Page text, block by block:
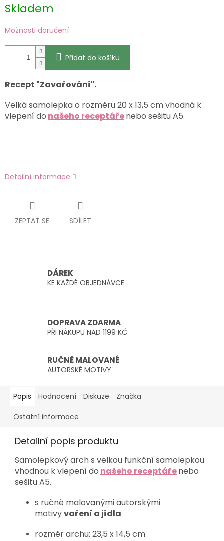
cena:
Skladem
Možnosti doručení
Přidat do košíku
Recept "Zavařování".
Velká samolepka o rozměru 20 x 13,5 cm vhodná k
vlepení do našeho receptářenebo sešitu A5.
Detailní informace
ZEPTAT SE SDÍLET
DÁREK
KE KAŽDÉ OBJEDNÁVCE
DOPRAVA ZDARMA
PŘI NÁKUPU NAD 1199 KČ
RUČNĚ MALOVANÉ
AUTORSKÉ MOTIVY
Popis Hodnocení Diskuze Značka
Ostatní informace
Detailní popis produktu
Samolepkový arch s velkou funkční samolepkou
vhodnou k vlepení do našeho receptářenebo
sešitu A5.
s ručně malovanými autorskými
motivyvaření a jídla
rozměr archu: 23,5 x 14,5 cm